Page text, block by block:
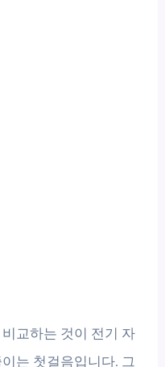
교하는 것이 전기 자
는 첫걸음입니다. 그